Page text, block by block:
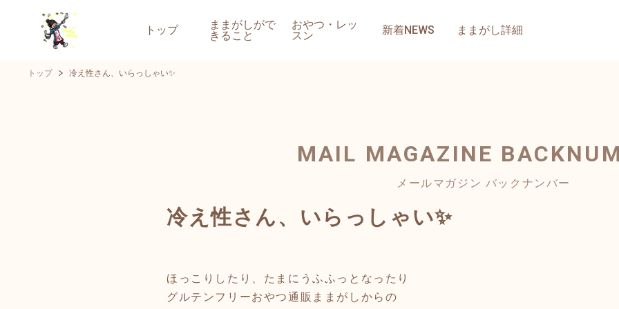
トップ
ままがしがで
きること
おやつ・レッ
スン
新着NEWS ままがし詳細
トップ 冷え性さん、いらっしゃい✨
MAIL MAGAZINE
メールマガジン バックナンバー
冷え性さん、いらっしゃい✨
ほっこりしたり、たまにうふふっとなったり
グルテンフリーおやつ通販ままがしからの